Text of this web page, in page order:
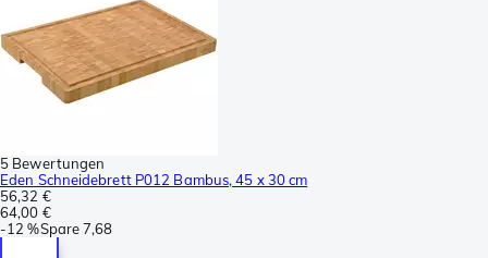
5 Bewertungen
Eden Schneidebrett P012 Bambus, 45 x 30 cm
56,32 €
64,00 €
-12 %Spare7,68